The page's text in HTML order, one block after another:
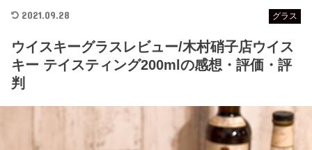
グラス
2021.09.28
ウイスキーグラスレビュー/木村硝子店ウイス
キー テイスティング200mlの感想・評価・評
判